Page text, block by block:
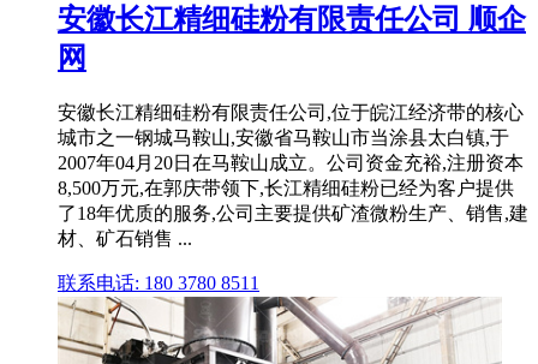
安徽长江精细硅粉有限责任公司 顺企
网
安徽长江精细硅粉有限责任公司,位于皖江经济带的核心
城市之一钢城马鞍山,安徽省马鞍山市当涂县太白镇,于
2007年04月20日在马鞍山成立。公司资金充裕,注册资本
8,500万元,在郭庆带领下,长江精细硅粉已经为客户提供
了18年优质的服务,公司主要提供矿渣微粉生产、销售,建
材、矿石销售 ...
联系电话: 180 3780 8511